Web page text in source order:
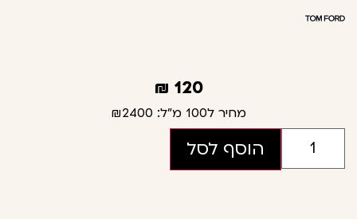
120
₪
מחיר ל100 מ"ל: ₪2400
הוסף לסל